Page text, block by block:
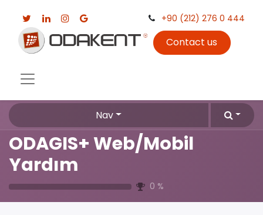
+90 (212) 276 0 444
Contact us
Nav
ODAGIS+ Web/Mobil
Yardım
0 %